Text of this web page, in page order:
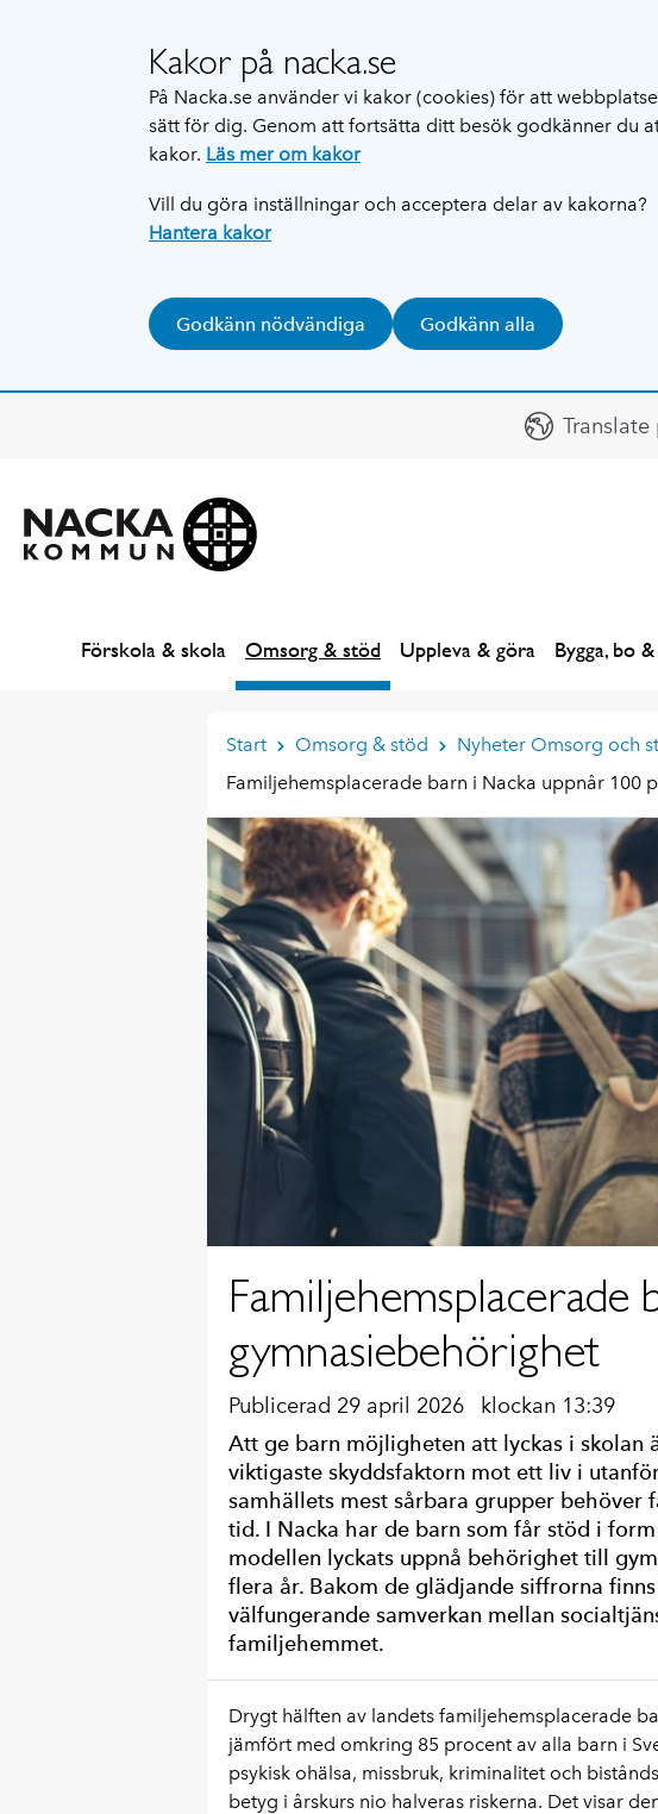
Kakor på nacka.se
På Nacka.se använder vi kakor (cookies) för att
sätt för dig. Genom att fortsätta ditt besök godkänner du
kakor. Läs mer om kakor
Vill du göra inställningar och acceptera delar av kakorna?
Hantera kakor
Godkänn nödvändiga Godkänn alla
Translate
Förskola & skola Omsorg & stöd Uppleva & göra Bygga, bo
Start Omsorg & stöd Nyheter Omsorg och
Familjehemsplacerade barn i Nacka uppnår 100
gymnasiebehörighet
Publicerad 29 april 2026 klockan 13:39
Att ge barn möjligheten att lyckas i skolan
viktigaste skyddsfaktorn mot ett liv i
samhällets mest sårbara grupper behöver
tid. I Nacka har de barn som får stöd i
modellen lyckats uppnå behörighet till
flera år. Bakom de glädjande siffrorna
välfungerande samverkan mellan
familjehemmet.
Drygt hälften av landets familjehemsplacerade
jämfört med omkring 85 procent av alla barn i
psykisk ohälsa, missbruk, kriminalitet och
betyg i årskurs nio halveras riskerna. Det visar